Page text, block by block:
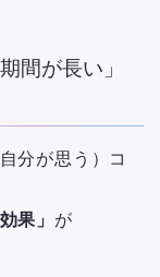
間が長い」
分が思う）コ
果」 が